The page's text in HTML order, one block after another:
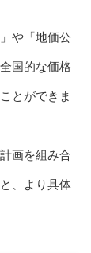
や「地価公
国的な価格
とができま
画を組み合
、より具体